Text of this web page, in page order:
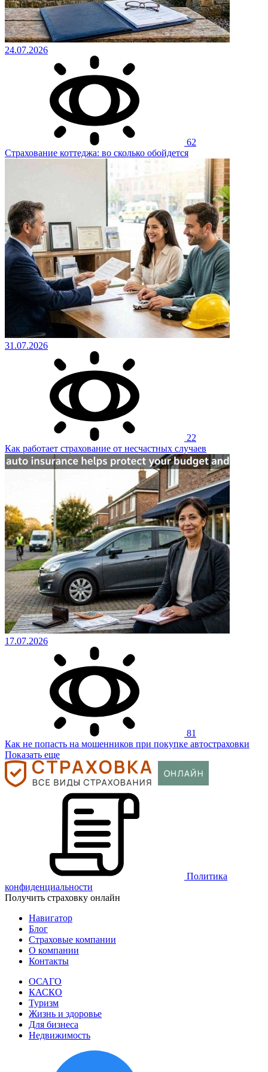
24.07.2026
62
Страхование коттеджа: во сколько обойдется
31.07.2026
22
Как работает страхование от несчастных случаев
17.07.2026
81
Как не попасть на мошенников при покупке автостраховки
Показать еще
Политика
конфиденциальности
Получить страховку онлайн
Навигатор
Блог
Страховые компании
О компании
Контакты
ОСАГО
КАСКО
Туризм
Жизнь и здоровье
Для бизнеса
Недвижимость